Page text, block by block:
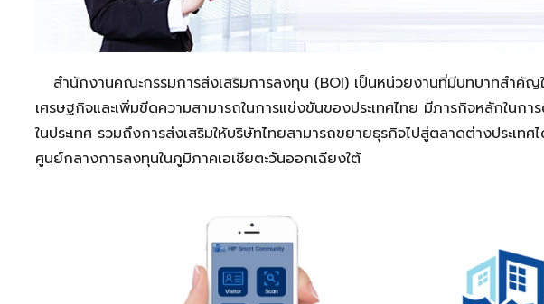
สำนักงานคณะกรรมการส่งเสริมการลงทุน (BOI) เป็นหน่วยงานที่มีบทบาทสำคั
เศรษฐกิจและเพิ่มขีดความสามารถในการแข่งขันของประเทศไทย มีภารกิจหลักในก
ในประเทศ รวมถึงการส่งเสริมให้บริษัทไทยสามารถขยายธุรกิจไปสู่ตลาดต่างประเท
ศูนย์กลางการลงทุนในภูมิภาคเอเชียตะวันออกเฉียงใต้